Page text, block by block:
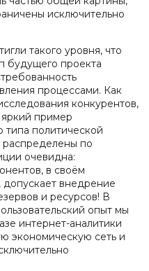
исключительно
такого уровня, что
будущего проекта
процессами. Как
конкурентов,
пример
типа политической
распределены по
очевидна:
в своём
допускает внедрение
и ресурсов! В
опыт мы
интернет-аналитики
экономическую сеть и